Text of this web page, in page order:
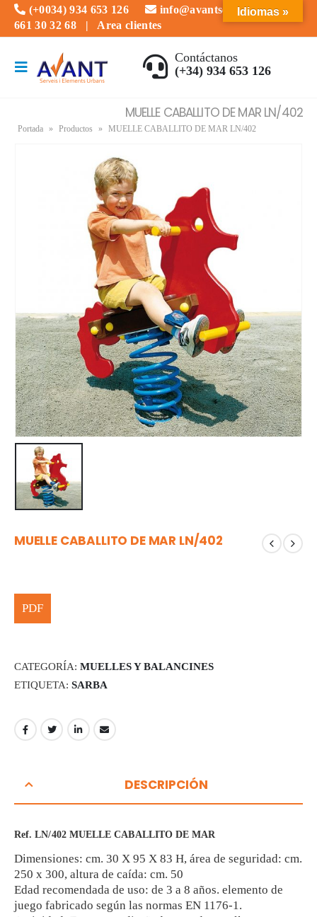
(+0034) 934 653 126
info@avantserveis.com
661 30 32 68 | Area clientes
Contáctanos
(+34) 934 653 126
MUELLE CABALLITO DE MAR LN/402
Portada » Productos » MUELLE CABALLITO DE MAR LN/402
MUELLE CABALLITO DE MAR LN/402
CATEGORÍA: MUELLES Y BALANCINES
ETIQUETA: SARBA
DESCRIPCIÓN
Ref. LN/402 MUELLE CABALLITO DE MAR
Dimensiones: cm. 30 X 95 X 83 H, área de seguridad: cm.
250 x 300, altura de caída: cm. 50
Edad recomendada de uso: de 3 a 8 años. elemento de
juego fabricado según las normas EN 1176-1.
Idiomas »